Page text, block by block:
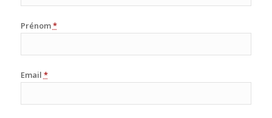
Prénom*
Email *